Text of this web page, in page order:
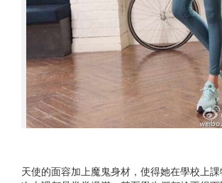
天使的面容加上魔鬼身材，使得她在學校上